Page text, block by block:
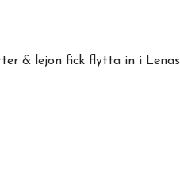
& lejon fick flytta in i Lenas